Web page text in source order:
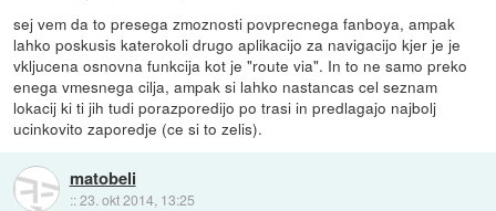
sej vem da to presega zmoznosti povprecnega fanboya, ampak
lahko poskusis katerokoli drugo aplikacijo za navigacijo kjer je je
vkljucena osnovna funkcija kot je "route via". In to ne samo preko
enega vmesnega cilja, ampak si lahko nastancas cel seznam
lokacij ki ti jih tudi porazporedijo po trasi in predlagajo najbolj
ucinkovito zaporedje (ce si to zelis).
matobeli
::23. okt 2014, 13:25